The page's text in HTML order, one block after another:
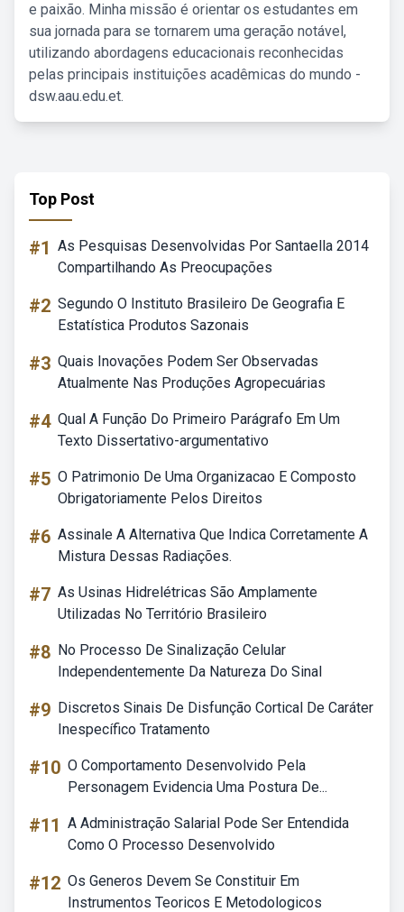
e paixão. Minha missão é orientar os estudantes em
sua jornada para se tornarem uma geração notável,
utilizando abordagens educacionais reconhecidas
pelas principais instituições acadêmicas do mundo -
dsw.aau.edu.et.
Top Post
#1 As Pesquisas Desenvolvidas Por Santaella 2014
Compartilhando As Preocupações
#2 Segundo O Instituto Brasileiro De Geografia E
Estatística Produtos Sazonais
#3 Quais Inovações Podem Ser Observadas
Atualmente Nas Produções Agropecuárias
#4 Qual A Função Do Primeiro Parágrafo Em Um
Texto Dissertativo-argumentativo
#5 O Patrimonio De Uma Organizacao E Composto
Obrigatoriamente Pelos Direitos
#6 Assinale A Alternativa Que Indica Corretamente A
Mistura Dessas Radiações.
#7 As Usinas Hidrelétricas São Amplamente
Utilizadas No Território Brasileiro
#8 No Processo De Sinalização Celular
Independentemente Da Natureza Do Sinal
#9 Discretos Sinais De Disfunção Cortical De Caráter
Inespecífico Tratamento
#10 O Comportamento Desenvolvido Pela
Personagem Evidencia Uma Postura De...
#11 A Administração Salarial Pode Ser Entendida
Como O Processo Desenvolvido
#12 Os Generos Devem Se Constituir Em
Instrumentos Teoricos E Metodologicos